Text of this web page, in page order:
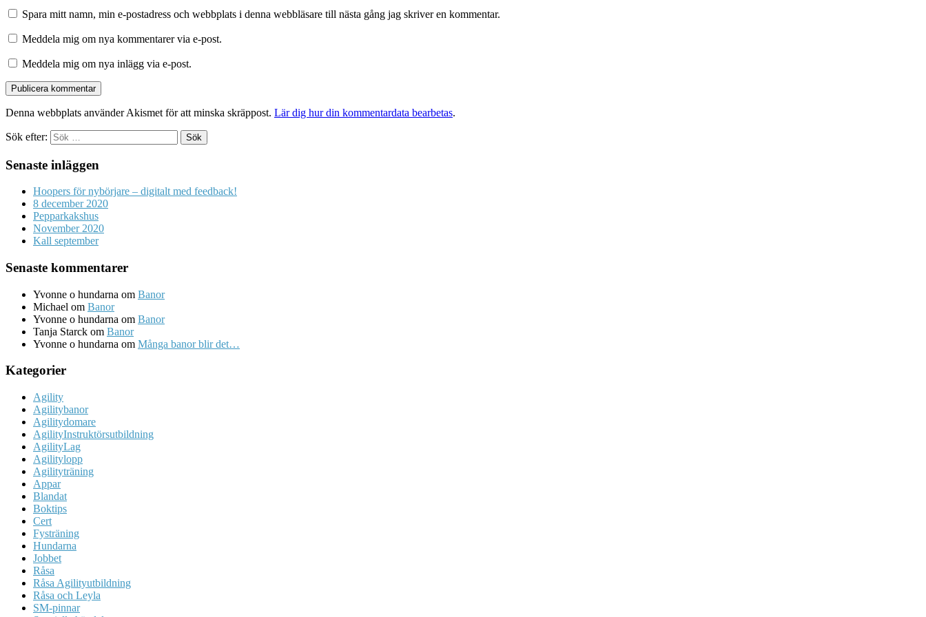
Spara mitt namn, min e-postadress och webbplats i denna webbläsare till nästa gång jag skriver en kommentar.
Meddela mig om nya kommentarer via e-post.
Meddela mig om nya inlägg via e-post.
Denna webbplats använder Akismet för att minska skräppost. Lär dig hur din kommentardata bearbetas.
Sök efter:
Senaste inläggen
Hoopers för nybörjare – digitalt med feedback!
8 december 2020
Pepparkakshus
November 2020
Kall september
Senaste kommentarer
Yvonne o hundarna om Banor
Michael om Banor
Yvonne o hundarna om Banor
Tanja Starck om Banor
Yvonne o hundarna om Många banor blir det…
Kategorier
Agility
Agilitybanor
Agilitydomare
AgilityInstruktörsutbildning
AgilityLag
Agilitylopp
Agilityträning
Appar
Blandat
Boktips
Cert
Fysträning
Hundarna
Jobbet
Råsa
Råsa Agilityutbildning
Råsa och Leyla
SM-pinnar